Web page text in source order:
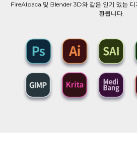
FireAlpaca 및 Blender 3D와 같은 인기 있는 디
환됩니다.